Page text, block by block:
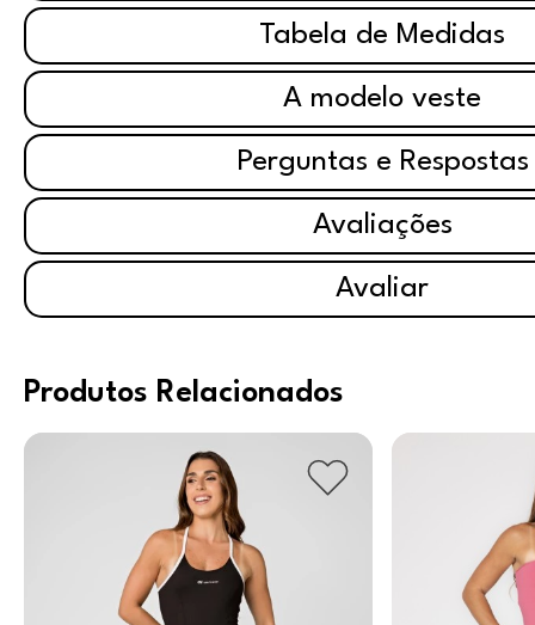
Tabela de Medidas
A modelo veste
Perguntas e Respostas
Avaliações
Avaliar
Produtos Relacionados